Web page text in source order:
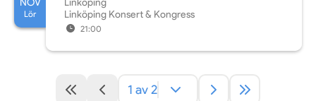
NOV
Lör
Linköping
Linköping Konsert & Kongress
21:00
1 av 2